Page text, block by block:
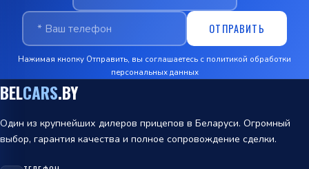
ОТПРАВИТЬ
Нажимая кнопку Отправить, вы соглашаетесь с политикой обработки
персональных данных
BELCARS.BY
Один из крупнейших дилеров прицепов в Беларуси. Огромный
выбор, гарантия качества и полное сопровождение сделки.